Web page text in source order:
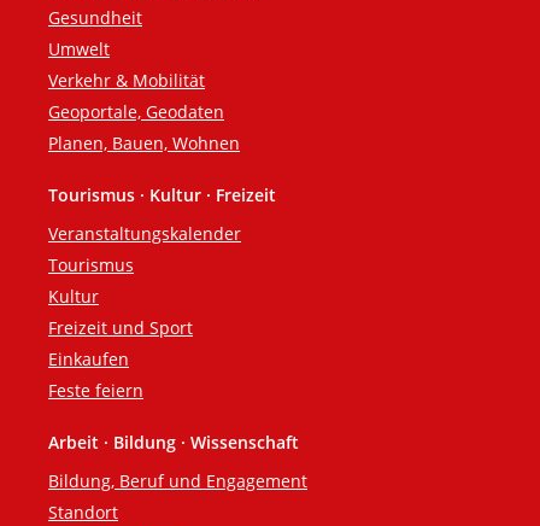
Gesundheit
Umwelt
Verkehr & Mobilität
Geoportale, Geodaten
Planen, Bauen, Wohnen
Tourismus · Kultur · Freizeit
Veranstaltungskalender
Tourismus
Kultur
Freizeit und Sport
Einkaufen
Feste feiern
Arbeit · Bildung · Wissenschaft
Bildung, Beruf und Engagement
Standort